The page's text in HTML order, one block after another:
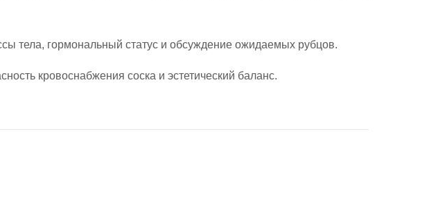
тела, гормональный статус и обсуждение ожидаемых рубцов.
кровоснабжения соска и эстетический баланс.